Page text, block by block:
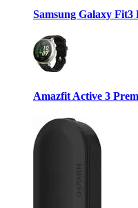
Samsung Galaxy Fit3
Amazfit Active 3